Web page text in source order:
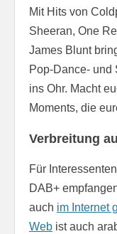
Mit Hits von
Sheeran, One
James Blunt
Pop-Dance- und
ins Ohr. Macht
Moments, die
Verbreitung
Für
DAB+
auch im Internet
Web ist auch